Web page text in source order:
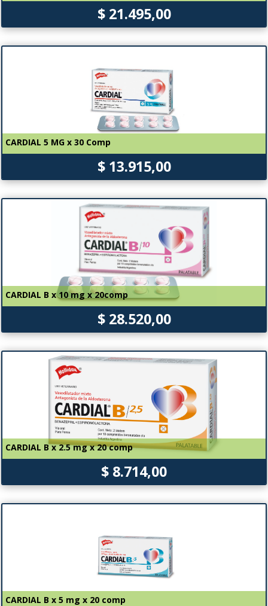
$ 21.495,00
CARDIAL 5 MG x 30 Comp
$ 13.915,00
CARDIAL B x 10 mg x 20comp
$ 28.520,00
CARDIAL B x 2.5 mg x 20 comp
$ 8.714,00
CARDIAL B x 5 mg x 20 comp